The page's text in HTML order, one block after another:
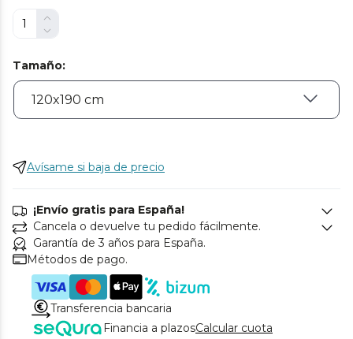
Tamaño:
Avísame si baja de precio
¡Envío gratis para España!
Cancela o devuelve tu pedido fácilmente.
Garantía de 3 años para España.
Métodos de pago.
Transferencia bancaria
Financia a plazosCalcular cuota